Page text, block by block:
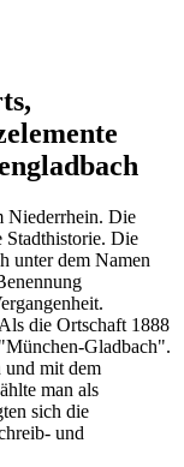
Niederrhein. Die
Stadthistorie. Die
unter dem Namen
die Ortschaft 1888
Gladbach".
und mit dem
man als
sich die
und